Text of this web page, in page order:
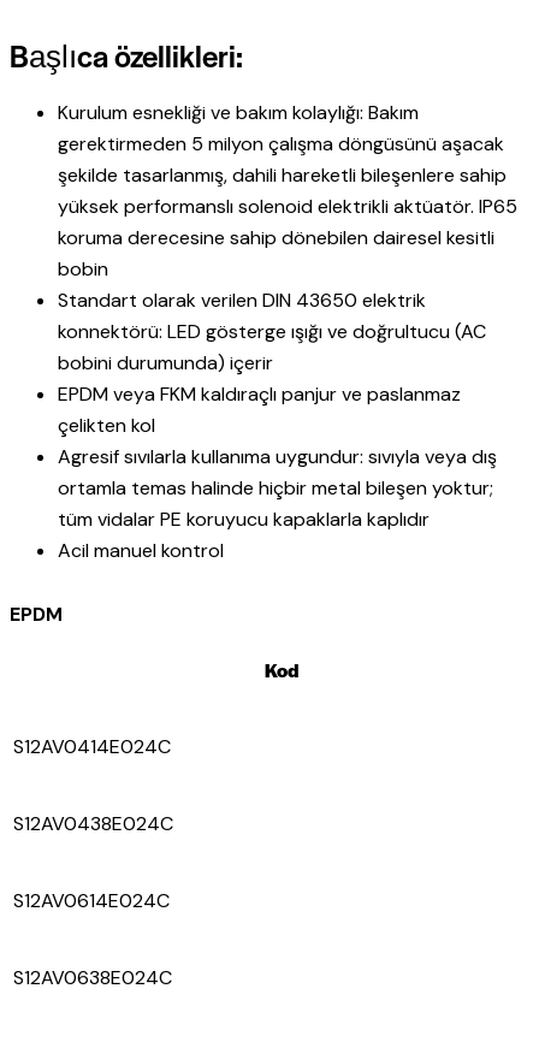
Başlıca özellikleri:
Kurulum esnekliği ve bakım kolaylığı: Bakım
gerektirmeden 5 milyon çalışma döngüsünü aşacak
şekilde tasarlanmış, dahili hareketli bileşenlere sahip
yüksek performanslı solenoid elektrikli aktüatör. IP65
koruma derecesine sahip dönebilen dairesel kesitli
bobin
Standart olarak verilen DIN 43650 elektrik
konnektörü: LED gösterge ışığı ve doğrultucu (AC
bobini durumunda) içerir
EPDM veya FKM kaldıraçlı panjur ve paslanmaz
çelikten kol
Agresif sıvılarla kullanıma uygundur: sıvıyla veya dış
ortamla temas halinde hiçbir metal bileşen yoktur;
tüm vidalar PE koruyucu kapaklarla kaplıdır
Acil manuel kontrol
EPDM
Kod
S12AV0414E024C
S12AV0438E024C
S12AV0614E024C
S12AV0638E024C